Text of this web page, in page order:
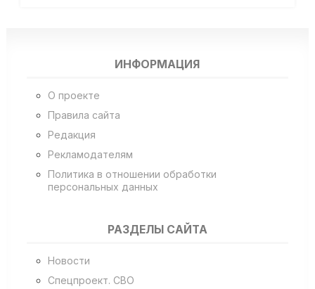
ИНФОРМАЦИЯ
О проекте
Правила сайта
Редакция
Рекламодателям
Политика в отношении обработки
персональных данных
РАЗДЕЛЫ САЙТА
Новости
Спецпроект. СВО